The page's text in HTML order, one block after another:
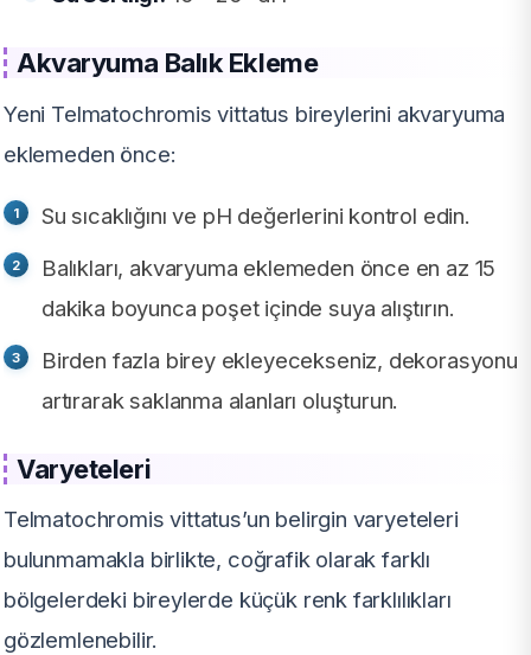
Akvaryuma Balık Ekleme
Yeni Telmatochromis vittatus bireylerini akvaryuma
eklemeden önce:
Su sıcaklığını ve pH değerlerini kontrol edin.
Balıkları, akvaryuma eklemeden önce en az 15
dakika boyunca poşet içinde suya alıştırın.
Birden fazla birey ekleyecekseniz, dekorasyonu
artırarak saklanma alanları oluşturun.
Varyeteleri
Telmatochromis vittatus’un belirgin varyeteleri
bulunmamakla birlikte, coğrafik olarak farklı
bölgelerdeki bireylerde küçük renk farklılıkları
gözlemlenebilir.